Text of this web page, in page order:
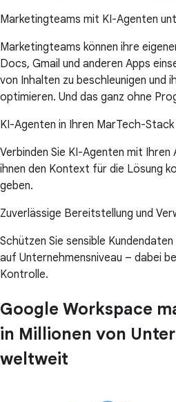
Marketingteams mit KI-Agenten
Marketingteams können ihre
Docs, Gmail und anderen Apps
von Inhalten zu beschleunigen und
optimieren. Und das ganz ohne
KI-Agenten in Ihren MarTech-Stack
Verbinden Sie KI-Agenten mit Ihren
ihnen den Kontext für die Lösung
geben.
Zuverlässige Bereitstellung und
Schützen Sie sensible
auf Unternehmensniveau – dabei
Kontrolle.
Google Workspace
in Millionen von
weltweit